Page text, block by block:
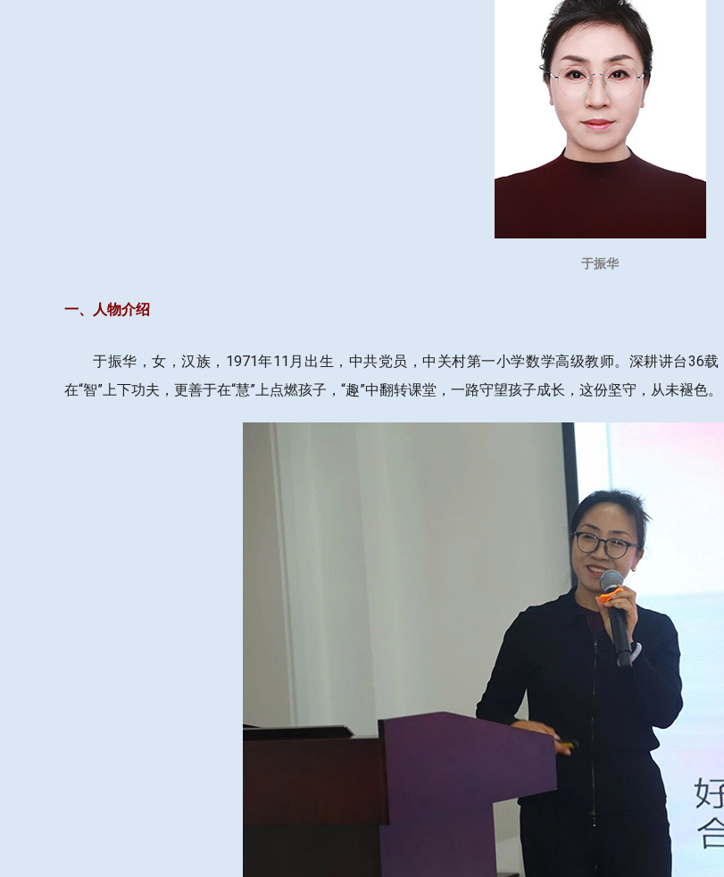
于振华
一、人物介绍
于振华，女，汉族，1971年11月出生，中共党员，中关村第一小学数学高级教师。深耕讲台36
在“智”上下功夫，更善于在“慧”上点燃孩子，“趣”中翻转课堂，一路守望孩子成长，这份坚守，从未褪色。